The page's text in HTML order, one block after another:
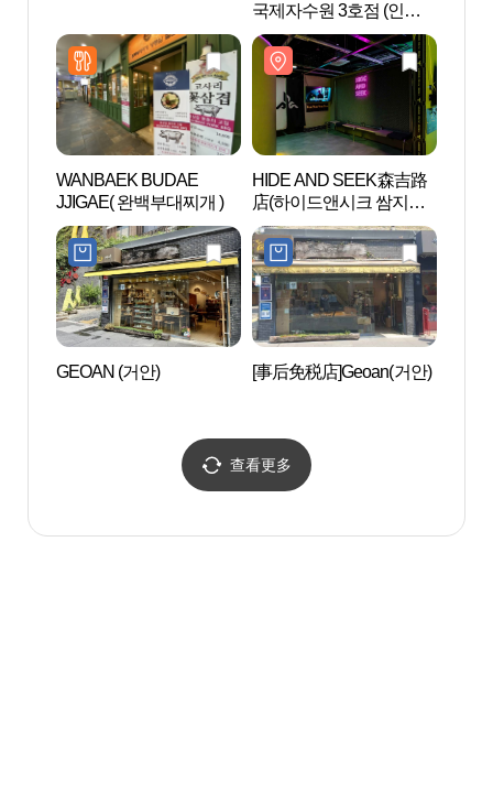
국제자수원 3호점 (인사
동)
WANBAEK BUDAE
JJIGAE( 완백부대찌개 )
HIDE AND SEEK森吉路
店(하이드앤시크 쌈지길
점)
GEOAN (거안) [事后免税店]Geoan(거안)
查看更多